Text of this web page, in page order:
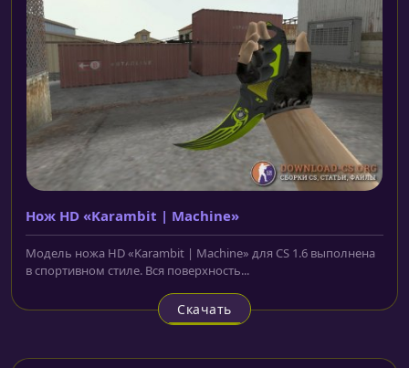
Нож HD «Karambit | Machine»
Модель ножа HD «Karambit | Machine» для CS 1.6 выполнена
в спортивном стиле. Вся поверхность...
Скачать